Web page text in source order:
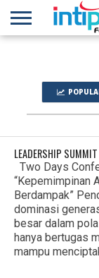
LEADERSHIP SUMMIT
Two Days
“Kepemimpinan
Berdampak”
dominasi
besar dalam
hanya bertugas
mampu